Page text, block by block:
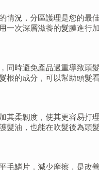
況，分區護理是您的最
次深層滋養的髮膜進行
時避免產品過重導致頭
的成分，可以幫助頭髮
柔韌度，使其更容易打
油，也能在吹髮後為頭
鱗片，減少摩擦，是改